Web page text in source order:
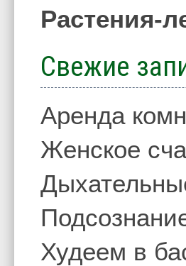
Растения-
Свежие
Аренда
Женское
Худеем в